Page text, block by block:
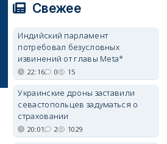
Свежее
Индийский парламент
потребовал безусловных
извинений от главы Meta*
22:16 0 15
Украинские дроны заставили
севастопольцев задуматься о
страховании
20:01 2 1029